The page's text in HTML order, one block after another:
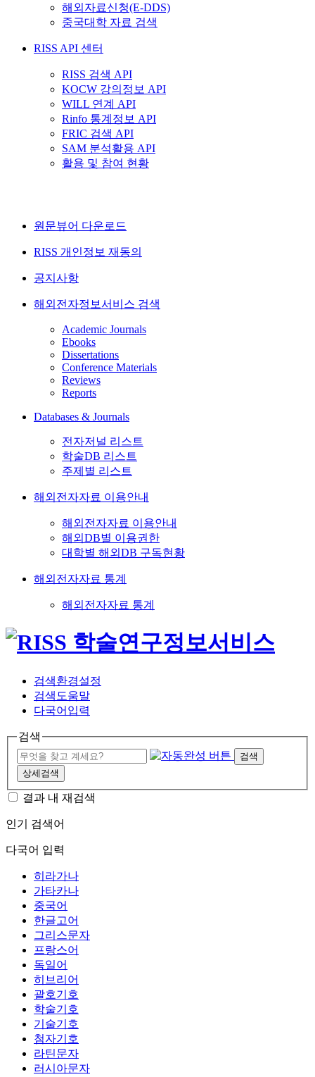
해외자료신청(E-DDS)
중국대학 자료 검색
RISS API 센터
RISS 검색 API
KOCW 강의정보 API
WILL 연계 API
Rinfo 통계정보 API
FRIC 검색 API
SAM 분석활용 API
활용 및 참여 현황
원문뷰어 다운로드
RISS 개인정보 재동의
공지사항
해외전자정보서비스 검색
Academic Journals
Ebooks
Dissertations
Conference Materials
Reviews
Reports
Databases & Journals
전자저널 리스트
학술DB 리스트
주제별 리스트
해외전자자료 이용안내
해외전자자료 이용안내
해외DB별 이용권한
대학별 해외DB 구독현황
해외전자자료 통계
해외전자자료 통계
검색환경설정
검색도움말
다국어입력
검색
검색
상세검색
결과 내 재검색
인기 검색어
다국어 입력
히라가나
가타카나
중국어
한글고어
그리스문자
프랑스어
독일어
히브리어
괄호기호
학술기호
기술기호
첨자기호
라틴문자
러시아문자